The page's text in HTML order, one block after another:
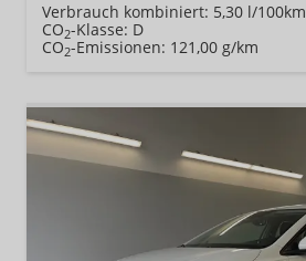
Verbrauch kombiniert: 5,30 l/100km
CO2-Klasse: D
CO2-Emissionen: 121,00 g/km